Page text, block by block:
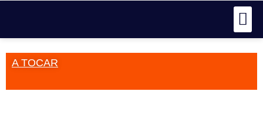
A TOCAR